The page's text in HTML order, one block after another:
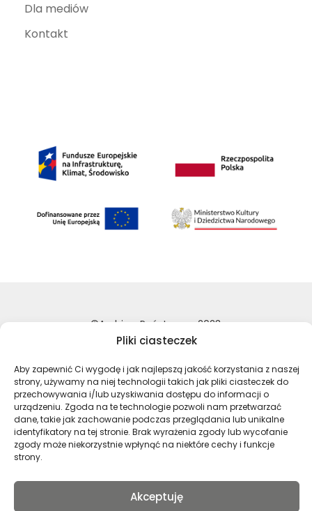
Pliki ciasteczek
Aby zapewnić Ci wygodę i jak najlepszą jakość korzystania z naszej
strony, używamy na niej technologii takich jak pliki ciasteczek do
przechowywania i/lub uzyskiwania dostępu do informacji o
urządzeniu. Zgoda na te technologie pozwoli nam przetwarzać
dane, takie jak zachowanie podczas przeglądania lub unikalne
identyfikatory na tej stronie. Brak wyrażenia zgody lub wycofanie
zgody może niekorzystnie wpłynąć na niektóre cechy i funkcje
strony.
Akceptuję
Dla mediów
Kontakt
©Archiwa Państwowe 2023
Wykonanie:nFinity.pl
Deklaracja dostępności
Polityka prywatności
Mapa strony
Profil Archiwa Państwowe w
Profil Archiwa Państwowe
Profil Archiwa
Profil Archiwa
Polski